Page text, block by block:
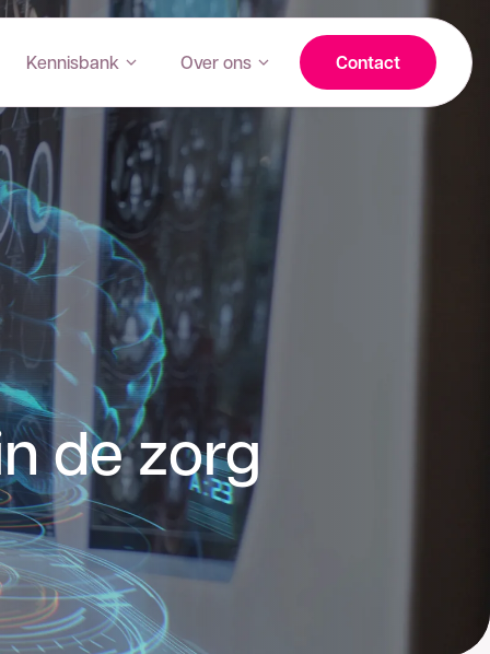
Kennisbank Over ons Contact
de zorg